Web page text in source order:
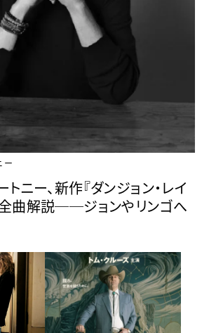
ー
ニー、新作『ダンジョン・レイ
全曲解説──ジョンやリンゴへ